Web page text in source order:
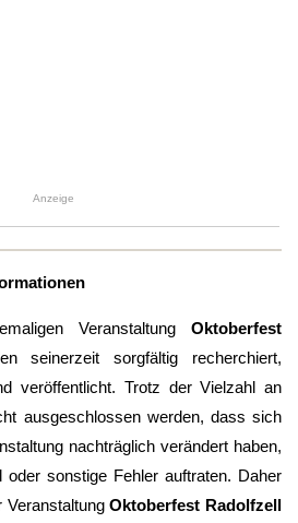
Anzeige
Veranstaltung Oktoberfest
seinerzeit sorgfältig recherchiert,
veröffentlicht. Trotz der Vielzahl an
ausgeschlossen werden, dass sich
nachträglich verändert haben,
oder sonstige Fehler auftraten. Daher
VeranstaltungOktoberfest Radolfzell